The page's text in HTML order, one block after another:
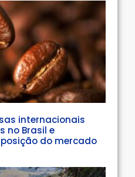
internacionais
no Brasil e
do mercado